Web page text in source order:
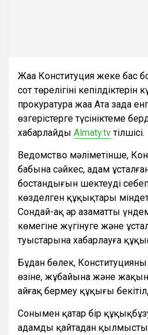
Жаңа Конституция жеке бас
сот төрелігінің кепілдіктерін
прокуратура жаңа Ата заңда
өзгерістерге түсініктеме
хабарлайды Almaty.tvтілшісі.
Ведомство мәліметінше,
бабына сәйкес, адам
бостандығын шектеудің
көзделген құқықтары
Сондай-ақ әр азаматтың
көмегіне жүгінуге және
туыстарына хабарлауға
Бұдан бөлек,
өзіне, жұбайына және
айғақ бермеу құқығы
Сонымен қатар бір
адамды қайтадан